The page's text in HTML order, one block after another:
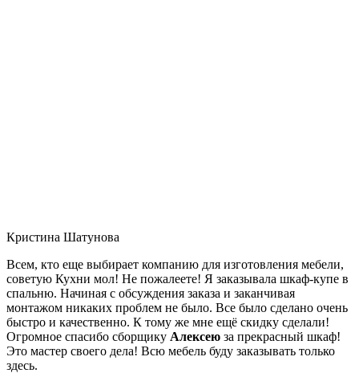
Кристина Шатунова
Всем, кто еще выбирает компанию для изготовления мебели,
советую Кухни мол! Не пожалеете! Я заказывала шкаф-купе в
спальню. Начиная с обсуждения заказа и заканчивая
монтажом никаких проблем не было. Все было сделано очень
быстро и качественно. К тому же мне ещё скидку сделали!
Огромное спасибо сборщику Алексею за прекрасный шкаф!
Это мастер своего дела! Всю мебель буду заказывать только
здесь.